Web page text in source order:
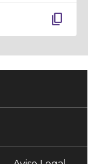
content_copy